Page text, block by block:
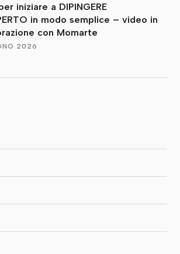
iniziare a DIPINGERE
in modo semplice – video in
con Momarte
2026